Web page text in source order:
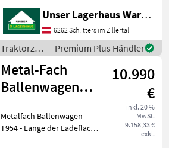
! Informieren Sie sich bitte
vor Fahrt-Antritt
telefonisch, ob die von
Ihnenangefragte Maschine
ak
Unser Lagerhaus Warenhandelsges.m.b.H.
6262 Schlitters im Zillertal
Traktorzubehör
/ Metal-
Fach
Premium Plus Händler
Metal-Fach
Ballenwagen
T954
Kombibremse
10.990
€
inkl. 20 %
MwSt.
9.158,33 €
exkl.
Metalfach Ballenwagen
T954 - Länge der Ladefläche